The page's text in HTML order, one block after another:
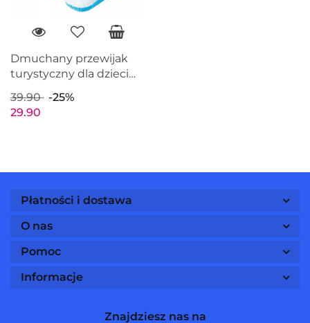
Dmuchany przewijak
turystyczny dla dzieci
52241
39.90
-25%
29.90
Płatności i dostawa
O nas
Pomoc
Informacje
Znajdziesz nas na